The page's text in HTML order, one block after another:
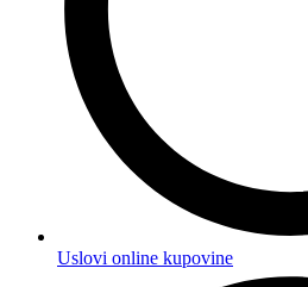
Uslovi online kupovine